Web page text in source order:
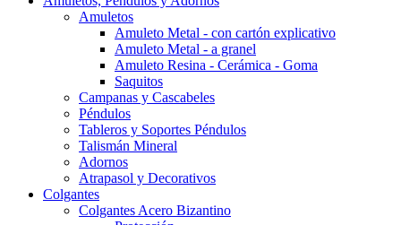
Amuletos
Amuleto Metal - con cartón explicativo
Amuleto Metal - a granel
Amuleto Resina - Cerámica - Goma
Saquitos
Campanas y Cascabeles
Péndulos
Tableros y Soportes Péndulos
Talismán Mineral
Adornos
Atrapasol y Decorativos
Colgantes
Colgantes Acero Bizantino